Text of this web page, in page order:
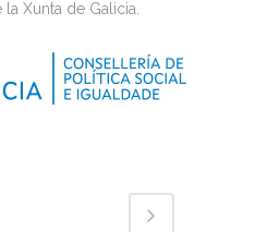
Xunta de Galicia.